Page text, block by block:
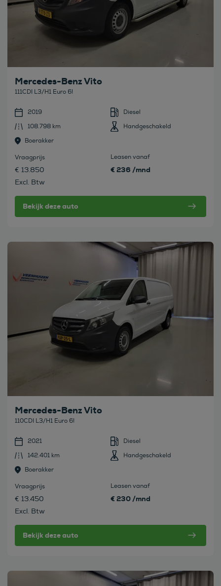
Mercedes-Benz Vito
111CDI L3/H1 Euro 6!
2019
Diesel
108.798 km
Handgeschakeld
Boerakker
Vraagprijs
€ 13.850
Excl. Btw
Leasen vanaf
€ 236 /mnd
Bekijk deze auto
Mercedes-Benz Vito
110CDI L3/H1 Euro 6!
2021
Diesel
142.401 km
Handgeschakeld
Boerakker
Vraagprijs
€ 13.450
Excl. Btw
Leasen vanaf
€ 230 /mnd
Bekijk deze auto